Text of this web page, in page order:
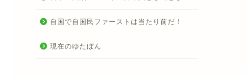
自国で自国民ファーストは当たり前だ！
現在のゆたぼん